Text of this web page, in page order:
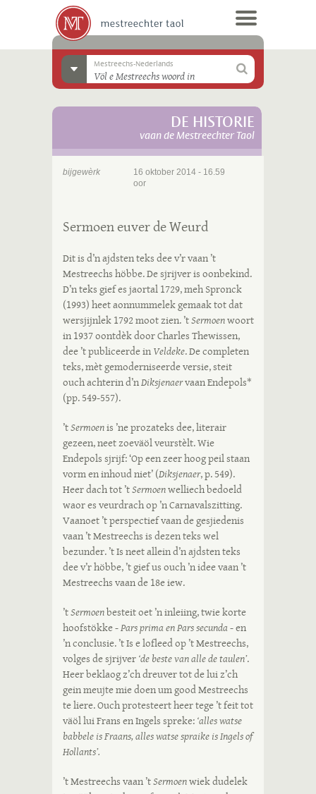
Mestreechs-Nederlands
DE HISTORIE
vaan de Mestreechter Taol
bijgewèrk
16 oktober 2014 - 16.59
oor
Sermoen euver de Weurd
Dit is d’n ajdsten teks dee v’r vaan ’t
Mestreechs höbbe. De sjrijver is oonbekind.
D’n teks gief es jaortal 1729, meh Spronck
(1993) heet aonnummelek gemaak tot dat
wersjijnlek 1792 moot zien. ’tSermoenwoort
in 1937 oontdèk door Charles Thewissen,
dee ’t publiceerde inVeldeke. De completen
teks, mèt gemoderniseerde versie, steit
ouch achterin d’nDiksjenaervaan Endepols*
(pp. 549-557).
’tSermoenis ’ne prozateks dee, literair
gezeen, neet zoeväöl veurstèlt. Wie
Endepols sjrijf: ‘Op een zeer hoog peil staan
vorm en inhoud niet’ (Diksjenaer, p. 549).
Heer dach tot ’tSermoenwelliech bedoeld
waor es veurdrach op ’n Carnavalszitting.
Vaanoet ’t perspectief vaan de gesjiedenis
vaan ’t Mestreechs is dezen teks wel
bezunder. ’t Is neet allein d’n ajdsten teks
dee v’r höbbe, ’t gief us ouch ’n idee vaan ’t
Mestreechs vaan de 18e iew.
’tSermoenbesteit oet ’n inleiing, twie korte
hoofstökke -Pars prima en Pars secunda- en
’n conclusie. ’t Is e lofleed op ’t Mestreechs,
volges de sjrijver‘de beste van alle de taulen’.
Heer beklaog z’ch dreuver tot de lui z’ch
gein meujte mie doen um good Mestreechs
te liere. Ouch protesteert heer tege ’t feit tot
väöl lui Frans en Ingels spreke:‘alles watse
babbele is Fraans, alles watse spraike is Ingels of
Hollants’.
’t Mestreechs vaan ’tSermoenwiek dudelek